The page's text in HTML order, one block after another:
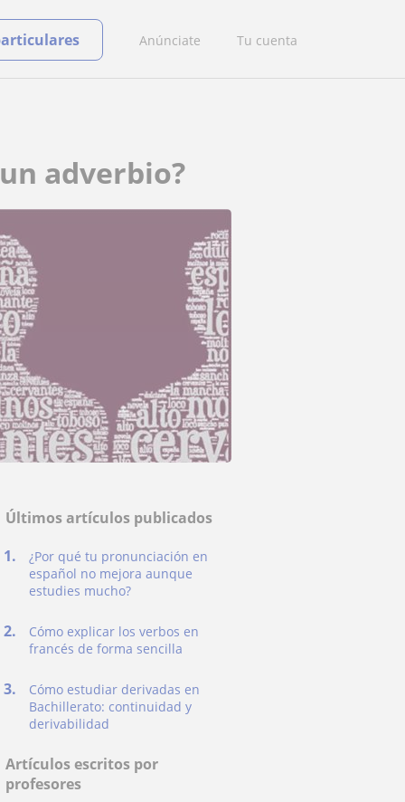
Anúnciate Tu cuenta
adverbio?
Últimos artículos publicados
¿Por qué tu pronunciación en
español no mejora aunque
estudies mucho?
Cómo explicar los verbos en
francés de forma sencilla
Cómo estudiar derivadas en
Bachillerato: continuidad y
derivabilidad
Artículos escritos por
profesores